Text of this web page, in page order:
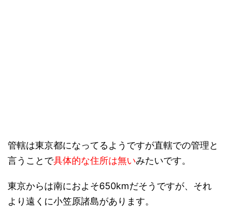
管轄は東京都になってるようですが直轄での管理と
言うことで具体的な住所は無いみたいです。
東京からは南におよそ650kmだそうですが、それ
より遠くに小笠原諸島があります。